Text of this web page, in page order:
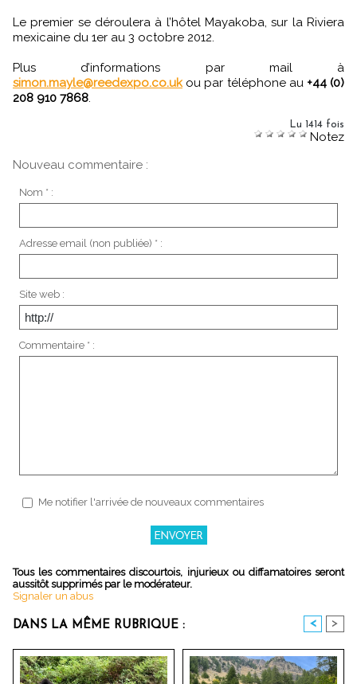
Le premier se déroulera à l’hôtel Mayakoba, sur la Riviera
mexicaine du 1er au 3 octobre 2012.
Plus d’informations par mail à
simon.mayle@reedexpo.co.ukou par téléphone au +44 (0)
208 910 7868
Lu 1414 fois
Notez
Nouveau commentaire :
Nom * :
Adresse email (non publiée) * :
Site web :
Commentaire * :
Me notifier l'arrivée de nouveaux commentaires
Tous les commentaires discourtois, injurieux ou diffamatoires seront
aussitôt supprimés par le modérateur.
Signaler un abus
DANS LA MÊME RUBRIQUE : < >